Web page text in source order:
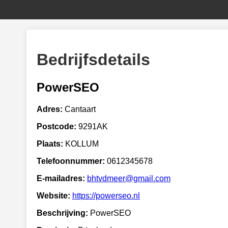
Bedrijfsdetails
PowerSEO
Adres: Cantaart
Postcode: 9291AK
Plaats: KOLLUM
Telefoonnummer: 0612345678
E-mailadres: bhtvdmeer@gmail.com
Website: https://powerseo.nl
Beschrijving: PowerSEO